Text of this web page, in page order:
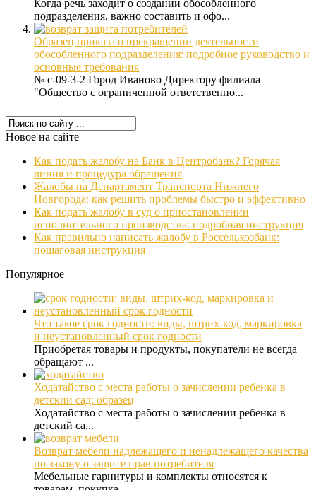
Когда речь заходит о создании обособленного
подразделения, важно составить и офо...
Образец приказа о прекращении деятельности
обособленного подразделения: подробное руководство и
основные требования
№ с-09-3-2 Город Иваново Директору филиала
"Общество с ограниченной ответственно...
Новое на сайте
Как подать жалобу на Банк в Центробанк? Горячая
линия и процедура обращения
Жалобы на Департамент Транспорта Нижнего
Новгорода: как решить проблемы быстро и эффективно
Как подать жалобу в суд о приостановлении
исполнительного производства: подробная инструкция
Как правильно написать жалобу в Россельхозбанк:
пошаговая инструкция
Популярное
Что такое срок годности: виды, штрих-код, маркировка
и неустановленный срок годности
Приобретая товары и продукты, покупатели не всегда
обращают ...
Ходатайство с места работы о зачислении ребенка в
детский сад: образец
Ходатайство с места работы о зачислении ребенка в
детский са...
Возврат мебели надлежащего и ненадлежащего качества
по закону о защите прав потребителя
Мебельные гарнитуры и комплекты относятся к